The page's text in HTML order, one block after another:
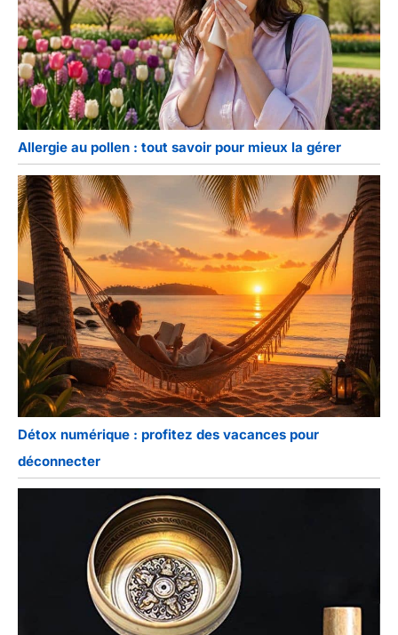
Allergie au pollen : tout savoir pour mieux la gérer
Détox numérique : profitez des vacances pour
déconnecter